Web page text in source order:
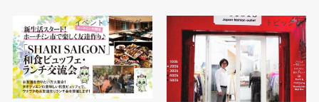
イベント・カレンダー トピックス